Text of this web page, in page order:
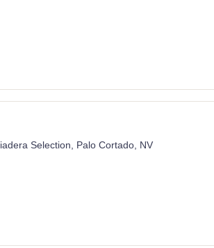
Selection, Palo Cortado, NV